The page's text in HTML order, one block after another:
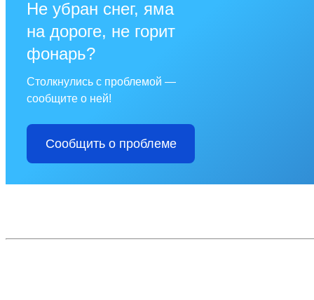
Не убран снег, яма
на дороге, не горит
фонарь?
Столкнулись с проблемой —
сообщите о ней!
Сообщить о проблеме